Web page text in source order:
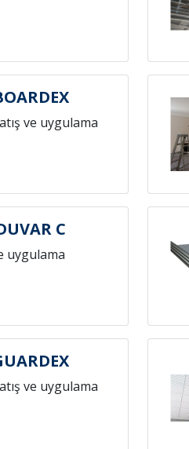
ve uygulama
C
uygulama
ve uygulama